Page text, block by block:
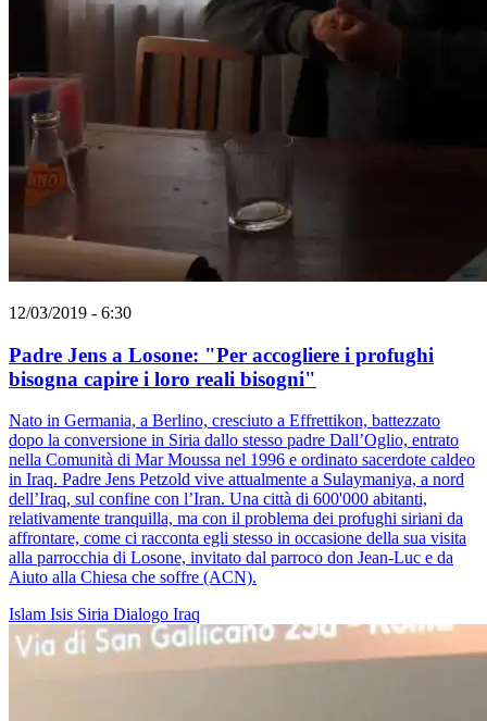
12/03/2019 - 6:30
Padre Jens a Losone: "Per accogliere i profughi
bisogna capire i loro reali bisogni"
Nato in Germania, a Berlino, cresciuto a Effrettikon, battezzato
dopo la conversione in Siria dallo stesso padre Dall’Oglio, entrato
nella Comunità di Mar Moussa nel 1996 e ordinato sacerdote caldeo
in Iraq. Padre Jens Petzold vive attualmente a Sulaymaniya, a nord
dell’Iraq, sul confine con l’Iran. Una città di 600'000 abitanti,
relativamente tranquilla, ma con il problema dei profughi siriani da
affrontare, come ci racconta egli stesso in occasione della sua visita
alla parrocchia di Losone, invitato dal parroco don Jean-Luc e da
Aiuto alla Chiesa che soffre (ACN).
Islam Isis Siria Dialogo Iraq